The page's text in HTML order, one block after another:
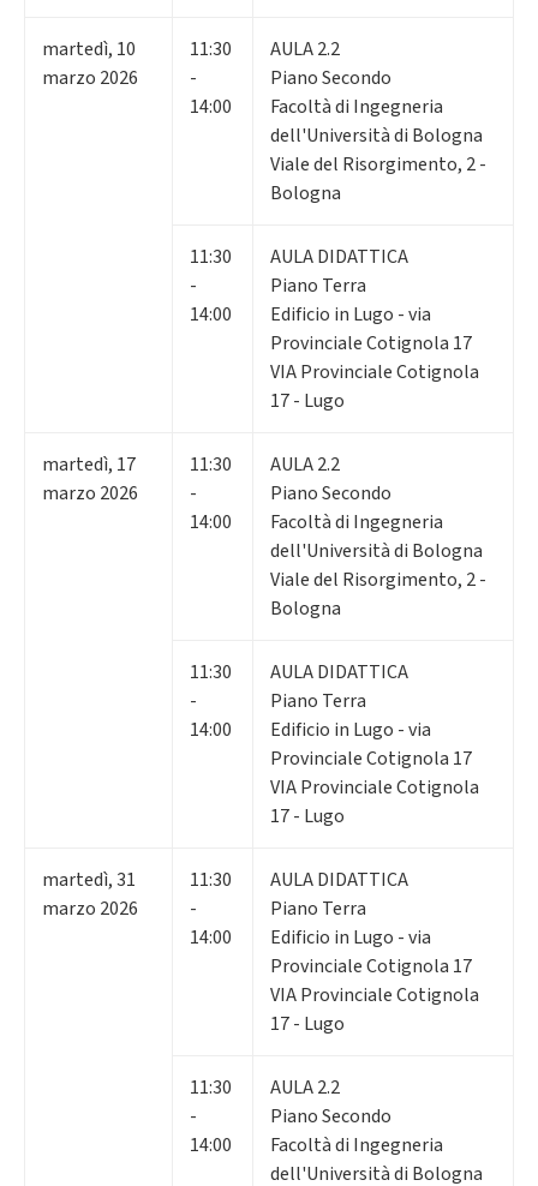
martedì, 10
marzo 2026
11:30
-
14:00
AULA 2.2
Piano Secondo
Facoltà di Ingegneria
dell'Università di Bologna
Viale del Risorgimento, 2 -
Bologna
11:30
-
14:00
AULA DIDATTICA
Piano Terra
Edificio in Lugo - via
Provinciale Cotignola 17
VIA Provinciale Cotignola
17 - Lugo
martedì, 17
marzo 2026
11:30
-
14:00
AULA 2.2
Piano Secondo
Facoltà di Ingegneria
dell'Università di Bologna
Viale del Risorgimento, 2 -
Bologna
11:30
-
14:00
AULA DIDATTICA
Piano Terra
Edificio in Lugo - via
Provinciale Cotignola 17
VIA Provinciale Cotignola
17 - Lugo
martedì,31
marzo 2026
11:30
-
14:00
AULA DIDATTICA
Piano Terra
Edificio in Lugo - via
Provinciale Cotignola 17
VIA Provinciale Cotignola
17 - Lugo
11:30
-
14:00
AULA 2.2
Piano Secondo
Facoltà di Ingegneria
dell'Università di Bologna